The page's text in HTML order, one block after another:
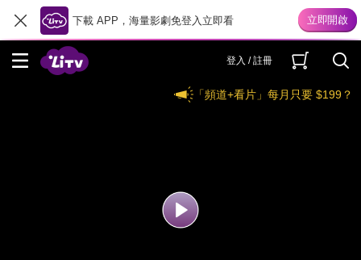
下載 APP，海量影劇免登入立即看
登入 / 註冊
「頻道+看片」每月只要 $199？